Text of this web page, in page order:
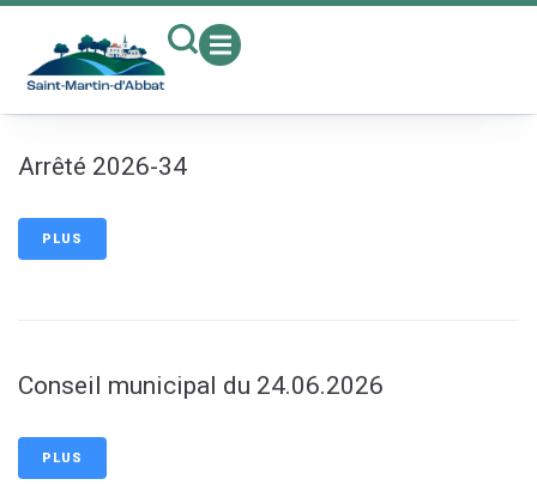
Arrêté 2026-34
PLUS
Conseil municipal du 24.06.2026
PLUS